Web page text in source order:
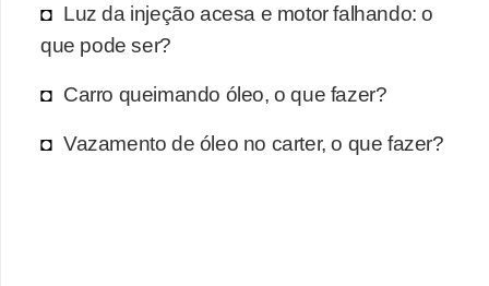
Luz da injeção acesa e motor falhando: o
que pode ser?
Carro queimando óleo, o que fazer?
Vazamento de óleo no carter, o que fazer?